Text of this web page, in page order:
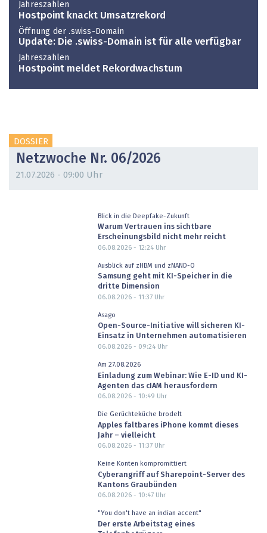
Jahreszahlen
Hostpoint knackt Umsatzrekord
Öffnung der .swiss-Domain
Update: Die .swiss-Domain ist für alle verfügbar
Jahreszahlen
Hostpoint meldet Rekordwachstum
DOSSIER
Netzwoche Nr. 06/2026
21.07.2026 - 09:00 Uhr
Blick in die Deepfake-Zukunft
Warum Vertrauen ins sichtbare
Erscheinungsbild nicht mehr reicht
06.08.2026 - 12:24Uhr
Ausblick auf zHBM und zNAND-O
Samsung geht mit KI-Speicher in die
dritte Dimension
06.08.2026 - 11:37Uhr
Asago
Open-Source-Initiative will sicheren KI-
Einsatz in Unternehmen automatisieren
06.08.2026 - 09:24Uhr
Am 27.08.2026
Einladung zum Webinar: Wie E-ID und KI-
Agenten das cIAM herausfordern
06.08.2026 - 10:49 Uhr
Die Gerüchteküche brodelt
Apples faltbares iPhone kommt dieses
Jahr – vielleicht
06.08.2026 - 11:37Uhr
Keine Konten kompromittiert
Cyberangriff auf Sharepoint-Server des
Kantons Graubünden
06.08.2026 - 10:47Uhr
"You don't have an indian accent"
Der erste Arbeitstag eines